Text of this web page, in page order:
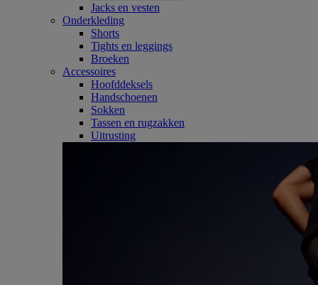
Jacks en vesten
Onderkleding
Shorts
Tights en leggings
Broeken
Accessoires
Hoofddeksels
Handschoenen
Sokken
Tassen en rugzakken
Uitrusting